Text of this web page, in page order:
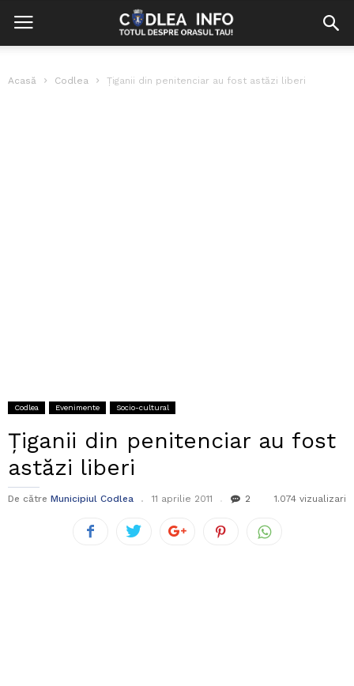
Acasă Codlea Ţiganii din penitenciar au fost astăzi liberi
Codlea Evenimente Socio-cultural
Ţiganii din penitenciar au fost
astăzi liberi
De către Municipiul Codlea 11 aprilie 2011 2 1.074 vizualizari